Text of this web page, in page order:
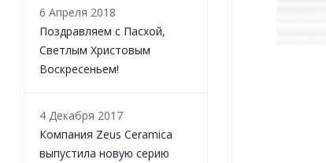
6 Апреля 2018
Поздравляем с Пасхой,
Светлым Христовым
Воскресеньем!
4 Декабря 2017
Компания Zeus Ceramica
выпустила новую серию